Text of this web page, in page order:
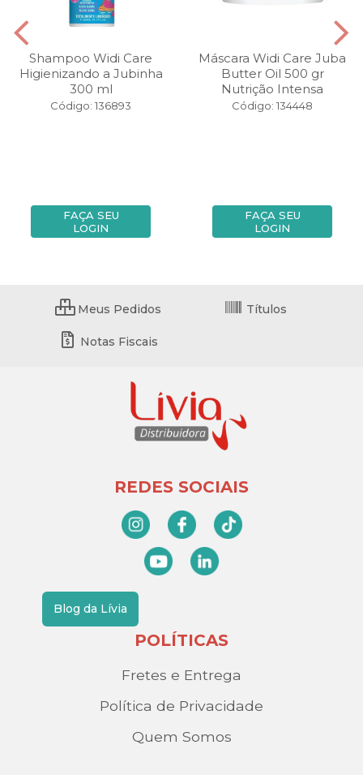
Shampoo Widi Care
Higienizando a Jubinha
300 ml
Código: 136893
FAÇA SEU
LOGIN
Máscara Widi Care Juba
Butter Oil 500 gr
Nutrição Intensa
Código: 134448
FAÇA SEU
LOGIN
Meus Pedidos Títulos
Notas Fiscais
REDES SOCIAIS
Blog da Lívia
POLÍTICAS
Fretes e Entrega
Política de Privacidade
Quem Somos